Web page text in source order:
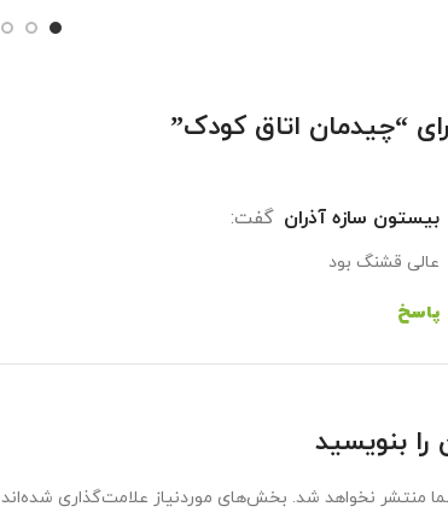
چیدمان اتاق کودک”
بیستون سازه آذران گفت:
عالی قشنگ بود
پاسخ
را بنویسید
منتشر نخواهد شد. بخش‌های موردنیاز علامت‌گذاری شده‌اند